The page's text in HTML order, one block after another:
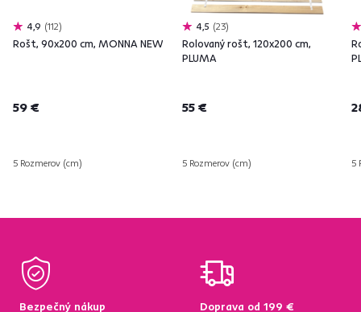
4,9 112
Rošt, 90x200 cm, MONNA NEW
59 €
5 Rozmerov (cm)
4,5 23
Rolovaný rošt, 120x200 cm,
PLUMA
55 €
5 Rozmerov (cm) 5
Bezpečný nákup
Doprava od 199 €